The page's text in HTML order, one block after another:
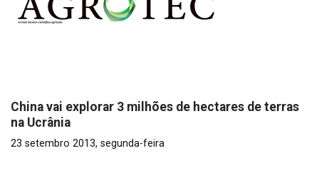
China vai explorar 3 milhões de hectares de terras
na Ucrânia
23 setembro 2013, segunda-feira